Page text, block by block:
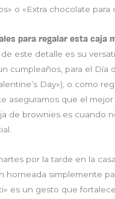
o «Extra chocolate para
para regalar esta caja
de este detalle es su
cumpleaños, para el Día
Day»), o como
aseguramos que el
de brownies es cuando
por la tarde en la
horneada simplemente
es un gesto que